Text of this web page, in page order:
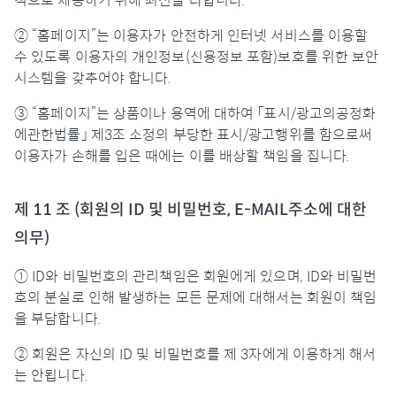
② “홈페이지”는 이용자가 안전하게 인터넷 서비스를 이용할
수 있도록 이용자의 개인정보(신용정보 포함)보호를 위한 보안
시스템을 갖추어야 합니다.
③ “홈페이지”는 상품이나 용역에 대하여 「표시/광고의공정화
에관한법률」 제3조 소정의 부당한 표시/광고행위를 함으로써
이용자가 손해를 입은 때에는 이를 배상할 책임을 집니다.
제 11 조 (회원의 ID 및 비밀번호, E-MAIL주소에 대한
의무)
① ID와 비밀번호의 관리책임은 회원에게 있으며, ID와 비밀번
호의 분실로 인해 발생하는 모든 문제에 대해서는 회원이 책임
을 부담합니다.
② 회원은 자신의 ID 및 비밀번호를 제 3자에게 이용하게 해서
는 안됩니다.